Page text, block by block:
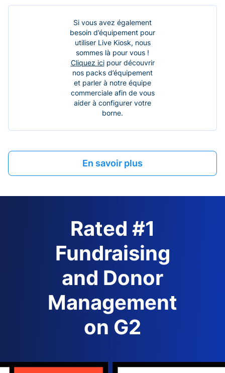
Si vous avez également
besoin d’équipement pour
utiliser Live Kiosk, nous
sommes là pour vous !
Cliquez icipour découvrir
nos packs d’équipement
et parler à notre équipe
commerciale afin de vous
aider à configurer votre
borne.
En savoir plus
Rated #1
Fundraising
and Donor
Management
on G2